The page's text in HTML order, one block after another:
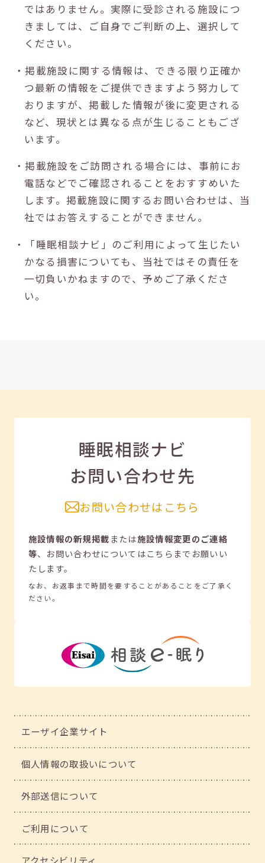
ではありません。実際に受診される施設につ
きましては、ご自身でご判断の上、選択して
ください。
・掲載施設に関する情報は、できる限り正確か
つ最新の情報をご提供できますよう努力して
おりますが、掲載した情報が後に変更される
など、現状とは異なる点が生じることもござ
います。
・掲載施設をご訪問される場合には、事前にお
電話などでご確認されることをおすすめいた
します。掲載施設に関するお問い合わせは、当
社ではお答えすることができません。
・「睡眠相談ナビ」のご利用によって生じたい
かなる損害についても、当社ではその責任を
一切負いかねますので、予めご了承くださ
い。
睡眠相談ナビ
お問い合わせ先
お問い合わせはこちら
施設情報の新規掲載または施設情報変更のご連絡
等、 お問い合わせについてはこちらまでお願いい
たします。
なお、お返事まで時間を要することがあることをご了承く
ださい。
エーザイ企業サイト
個人情報の取扱いについて
外部送信について
ご利用について
アクセシビリティ